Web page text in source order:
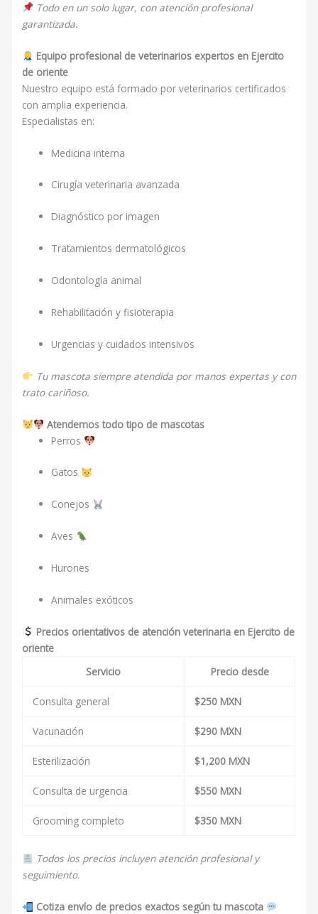
Todo en un solo lugar, con atención profesional
garantizada.
Equipo profesional de veterinarios expertos en Ejercito
de oriente
Nuestro equipo está formado por veterinarios certificados
con amplia experiencia.
Especialistas en:
Medicina interna
Cirugía veterinaria avanzada
Diagnóstico por imagen
Tratamientos dermatológicos
Odontología animal
Rehabilitación y fisioterapia
Urgencias y cuidados intensivos
Tu mascota siempre atendida por manos expertas y con
trato cariñoso.
Atendemos todo tipo de mascotas
Perros
Gatos
Conejos
Aves
Hurones
Animales exóticos
Precios orientativos de atención veterinaria en Ejercito de
oriente
Servicio
Precio desde
Consulta general $250 MXN
Vacunación $290 MXN
Esterilización $1,200 MXN
Consulta de urgencia $550 MXN
Grooming completo $350 MXN
Todos los precios incluyen atención profesional y
seguimiento.
Cotiza envío de precios exactos según tu mascota